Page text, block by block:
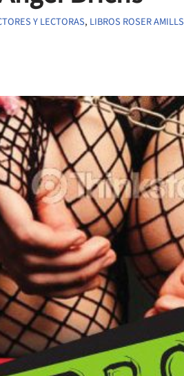
Y LECTORAS, LIBROS ROSER AMILLS